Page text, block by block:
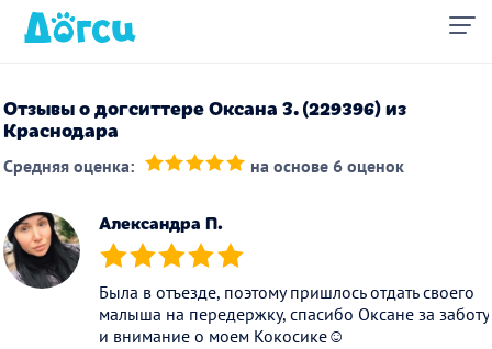
Отзывы о догситтере Оксана З. (229396) из
Краснодара
Средняя оценка: на основе 6 оценок
Александра П.
(*) (*) (*) (*) (*)
Была в отъезде, поэтому пришлось отдать своего
малыша на передержку, спасибо Оксане за заботу
и внимание о моем Кокосике☺️